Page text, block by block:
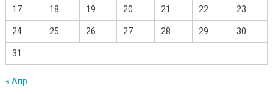
17 18 19 20 21 22 23
24 25 26 27 28 29 30
31
« Апр